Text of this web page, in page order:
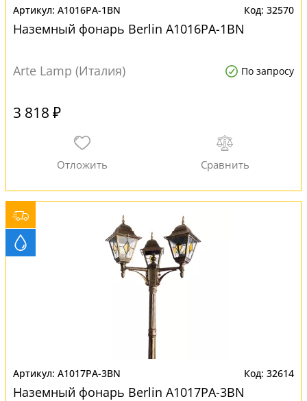
A1016PA-1BN 32570
Наземный фонарь Berlin A1016PA-1BN
Arte Lamp (Италия) По запросу
3 818 ₽
A1017PA-3BN 32614
Наземный фонарь Berlin A1017PA-3BN